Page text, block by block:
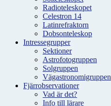
Radioteleskopet
Celestron 14
Latinrefraktorn
Dobsonteleskop
Intressegrupper
Sektioner
Astrofotogruppen
Solgruppen
Vägastronomigruppen
Fjärrobservationer
Vad är det?
Info till lärare